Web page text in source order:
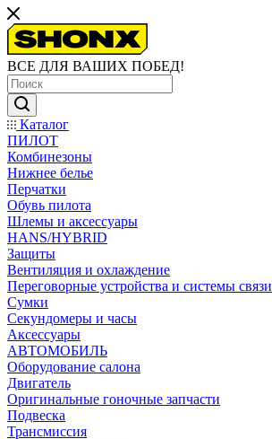
ВСЕ ДЛЯ ВАШИХ ПОБЕД!
Каталог
ПИЛОТ
Комбинезоны
Нижнее белье
Перчатки
Обувь пилота
Шлемы и аксессуары
HANS/HYBRID
Защиты
Вентиляция и охлаждение
Переговорные устройства и системы связи
Сумки
Секундомеры и часы
Аксессуары
АВТОМОБИЛЬ
Оборудование салона
Двигатель
Оригинальные гоночные запчасти
Подвеска
Трансмиссия